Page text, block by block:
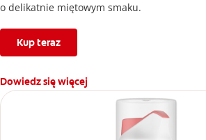
o delikatnie miętowym smaku.
Kup teraz
Dowiedz się więcej